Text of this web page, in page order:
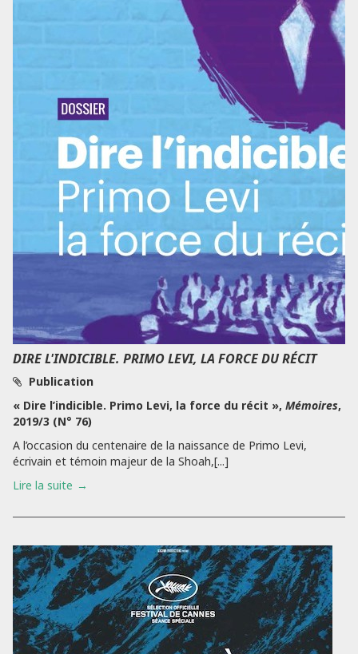
DIRE L'INDICIBLE. PRIMO LEVI, LA FORCE DU RÉCIT
Publication
« Dire l’indicible. Primo Levi, la force du récit », Mémoires,
2019/3 (N° 76)
A l’occasion du centenaire de la naissance de Primo Levi,
écrivain et témoin majeur de la Shoah,[...]
Lire la suite